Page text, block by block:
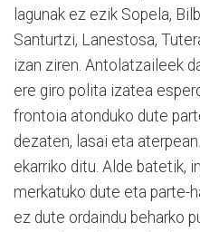
lagunak ez ezik Sopela,
Santurtzi, Lanestosa,
izan ziren. Antolatzaileek
ere giro polita izatea
frontoia atonduko dute
dezaten, lasai eta
ekarriko ditu. Alde batetik,
merkatuko dute eta parte-
ez dute ordaindu beharko